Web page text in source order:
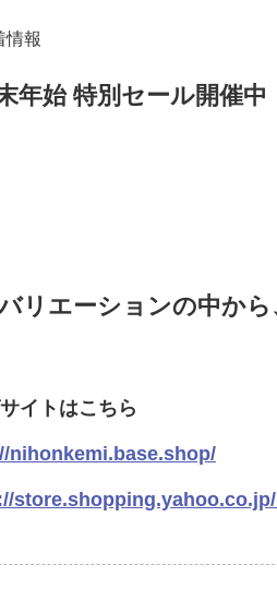
情報
年始 特別セール開催中
リエーションの中か
イトはこちら
nihonkemi.base.shop/